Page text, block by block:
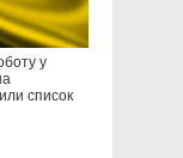
у
список